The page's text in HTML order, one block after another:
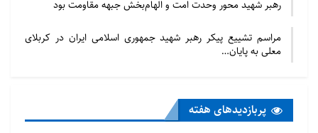
رهبر شهید محور وحدت امت و الهام‌بخش جبهه مقاومت بود
مراسم تشییع پیکر رهبر شهید جمهوری اسلامی ایران در کربلای
معلی به پایان…
پربازدید‌های هفته